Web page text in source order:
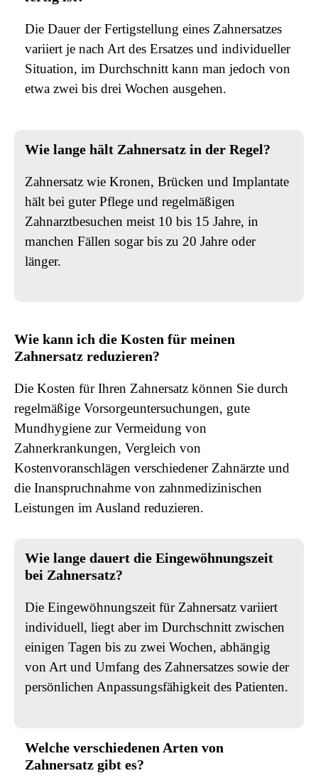
Die Dauer der Fertigstellung eines Zahnersatzes
variiert je nach Art des Ersatzes und individueller
Situation, im Durchschnitt kann man jedoch von
etwa zwei bis drei Wochen ausgehen.
Wie lange hält Zahnersatz in der Regel?
Zahnersatz wie Kronen, Brücken und Implantate
hält bei guter Pflege und regelmäßigen
Zahnarztbesuchen meist 10 bis 15 Jahre, in
manchen Fällen sogar bis zu 20 Jahre oder
länger.
Wie kann ich die Kosten für meinen
Zahnersatz reduzieren?
Die Kosten für Ihren Zahnersatz können Sie durch
regelmäßige Vorsorgeuntersuchungen, gute
Mundhygiene zur Vermeidung von
Zahnerkrankungen, Vergleich von
Kostenvoranschlägen verschiedener Zahnärzte und
die Inanspruchnahme von zahnmedizinischen
Leistungen im Ausland reduzieren.
Wie lange dauert die Eingewöhnungszeit
bei Zahnersatz?
Die Eingewöhnungszeit für Zahnersatz variiert
individuell, liegt aber im Durchschnitt zwischen
einigen Tagen bis zu zwei Wochen, abhängig
von Art und Umfang des Zahnersatzes sowie der
persönlichen Anpassungsfähigkeit des Patienten.
Welche verschiedenen Arten von
Zahnersatz gibt es?